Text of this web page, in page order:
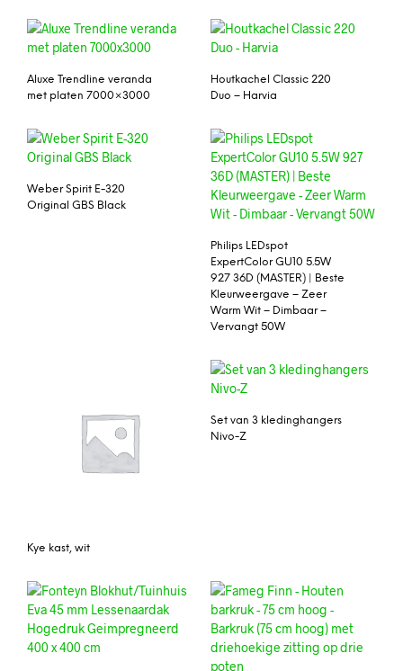
Aluxe Trendline veranda
met platen 7000×3000
Houtkachel Classic 220
Duo – Harvia
Weber Spirit E-320
Original GBS Black
Philips LEDspot
ExpertColor GU10 5.5W
927 36D (MASTER) | Beste
Kleurweergave – Zeer
Warm Wit – Dimbaar –
Vervangt 50W
Kye kast, wit
Set van 3 kledinghangers
Nivo-Z